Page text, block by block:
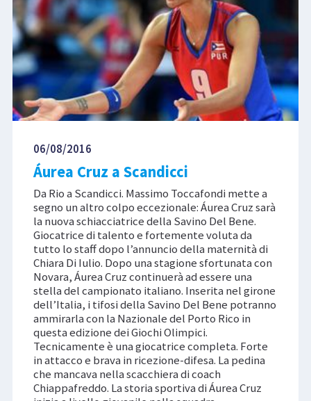
06/08/2016
Áurea Cruz a Scandicci
Da Rio a Scandicci. Massimo Toccafondi mette a
segno un altro colpo eccezionale: Áurea Cruz sarà
la nuova schiacciatrice della Savino Del Bene.
Giocatrice di talento e fortemente voluta da
tutto lo staff dopo l’annuncio della maternità di
Chiara Di Iulio. Dopo una stagione sfortunata con
Novara, Áurea Cruz continuerà ad essere una
stella del campionato italiano. Inserita nel girone
dell’Italia, i tifosi della Savino Del Bene potranno
ammirarla con la Nazionale del Porto Rico in
questa edizione dei Giochi Olimpici.
Tecnicamente è una giocatrice completa. Forte
in attacco e brava in ricezione-difesa. La pedina
che mancava nella scacchiera di coach
Chiappafreddo. La storia sportiva di Áurea Cruz